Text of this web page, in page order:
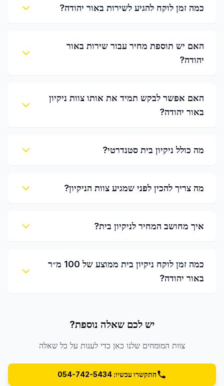
כמה זמן לוקח להגיע לשירות באור יהודה?
האם יש תוספת מחיר עבור שירות באור
יהודה?
האם אפשר לבקש תמיד את אותו צוות ניקיון
באור יהודה?
מה כולל ניקיון בית סטנדרטי?
מה צריך להכין לפני שמגיע צוות הניקיון?
איך מחושב המחיר לניקיון בית?
כמה זמן לוקח ניקיון בית ממוצע של 100 מ״ר
באור יהודה?
יש לכם שאלה נוספת?
צוות המומחים שלנו כאן כדי לענות על כל שאלה
התקשרו עכשיו: 054-742-5434